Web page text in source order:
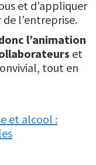
et d’appliquer
de l’entreprise.
l’animation
et
tout en
et alcool :